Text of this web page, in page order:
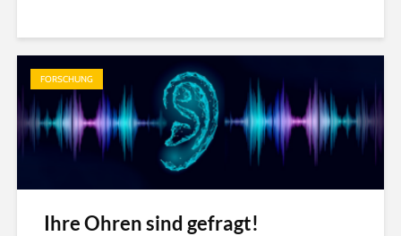
FORSCHUNG
Ihre Ohren sind gefragt!